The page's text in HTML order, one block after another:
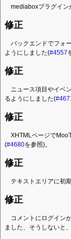
mediaboxプラグイ
修正
バックエンドでフォ
ようにしました(#4557
修正
ニュース項目やイベ
るようにしました(
修正
XHTMLページで
(#4680を参照)。
修正
テキストエリアに初
修正
コメントにログイン
ました、そうしないと